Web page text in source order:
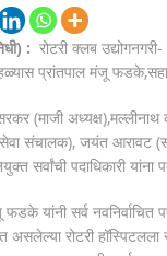
: रोटरी क्लब
प्रांतपाल मंजू
(माजी
संचालक), जयंत आरावट
सर्वांची पदाधिकारी
यांनी सर्व नवनिर्वाचित
असलेल्या रोटरी